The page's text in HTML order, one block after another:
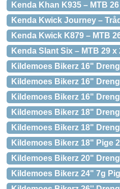
Kenda Khan K935 – MTB
Kenda Kwick Journey –
Kenda Kwick K879 – MTB
Kenda Slant Six – MTB 29
Kildemoes Bikerz 16"
Kildemoes Bikerz 16"
Kildemoes Bikerz 16"
Kildemoes Bikerz 18"
Kildemoes Bikerz 18"
Kildemoes Bikerz 18" Pige
Kildemoes Bikerz 20"
Kildemoes Bikerz 24" 7g